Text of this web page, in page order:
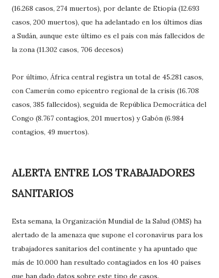
(16.268 casos, 274 muertos), por delante de Etiopía (12.693
casos, 200 muertos), que ha adelantado en los últimos días
a Sudán, aunque este último es el país con más fallecidos de
la zona (11.302 casos, 706 decesos)
Por último, África central registra un total de 45.281 casos,
con Camerún como epicentro regional de la crisis (16.708
casos, 385 fallecidos), seguida de República Democrática del
Congo (8.767 contagios, 201 muertos) y Gabón (6.984
contagios, 49 muertos).
ALERTA ENTRE LOS TRABAJADORES
SANITARIOS
Esta semana, la Organización Mundial de la Salud (OMS) ha
alertado de la amenaza que supone el coronavirus para los
trabajadores sanitarios del continente y ha apuntado que
más de 10.000 han resultado contagiados en los 40 países
que han dado datos sobre este tipo de casos.